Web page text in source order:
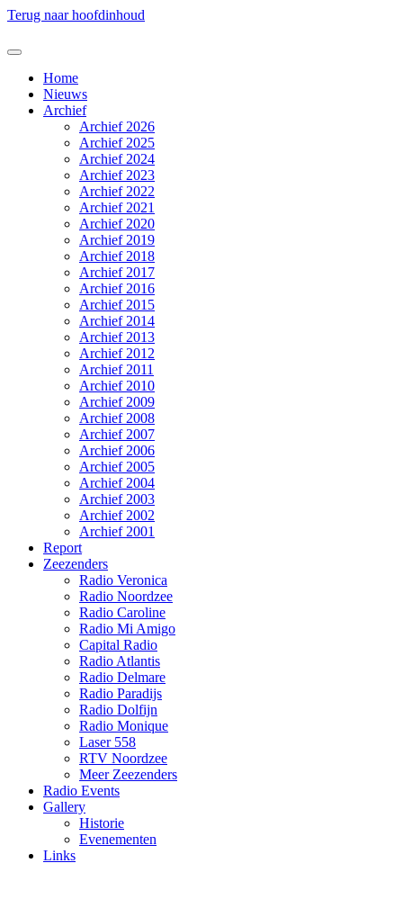
Terug naar hoofdinhoud
Home
Nieuws
Archief
Archief 2026
Archief 2025
Archief 2024
Archief 2023
Archief 2022
Archief 2021
Archief 2020
Archief 2019
Archief 2018
Archief 2017
Archief 2016
Archief 2015
Archief 2014
Archief 2013
Archief 2012
Archief 2011
Archief 2010
Archief 2009
Archief 2008
Archief 2007
Archief 2006
Archief 2005
Archief 2004
Archief 2003
Archief 2002
Archief 2001
Report
Zeezenders
Radio Veronica
Radio Noordzee
Radio Caroline
Radio Mi Amigo
Capital Radio
Radio Atlantis
Radio Delmare
Radio Paradijs
Radio Dolfijn
Radio Monique
Laser 558
RTV Noordzee
Meer Zeezenders
Radio Events
Gallery
Historie
Evenementen
Links